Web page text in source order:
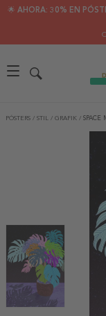
🌟 AHORA: 30% EN
PÓSTERS / STIL / GRAFIK / SPACE